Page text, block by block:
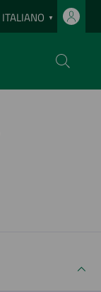
ITALIANO ▼